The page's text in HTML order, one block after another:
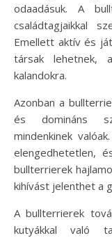
odaadásuk. A
családtagjaikkal
Emellett aktív és
társak lehetnek,
kalandokra.
Azonban a
és domináns
mindenkinek
elengedhetetlen,
bullterrierek
kihívást jelenthet a
A bullterrierek
kutyákkal való